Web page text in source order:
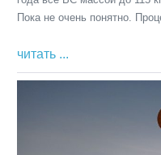
Пока не очень понятно.
читать ...
правительства